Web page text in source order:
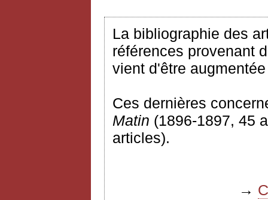
La bibliographie des
références provenant
vient d'être
Ces dernières
Matin (1896-1897, 45
articles).
→